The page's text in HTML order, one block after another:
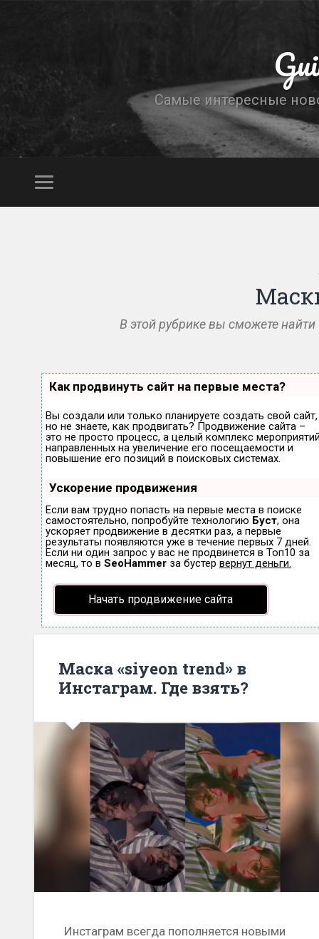
Самые интересные
В этой рубрике вы сможете
Как продвинуть сайт на первые места?
Вы создали или только планируете создать свой сайт,
но не знаете, как продвигать? Продвижение сайта –
это не просто процесс, а целый комплекс
направленных на увеличение его посещаемости и
повышение его позиций в поисковых системах.
Ускорение продвижения
Если вам трудно попасть на первые места в поиске
самостоятельно, попробуйте технологию Буст, она
ускоряет продвижение в десятки раз, а первые
результаты появляются уже в течение первых 7 дней.
Если ни один запрос у вас не продвинется в Топ10 за
месяц, то в SeoHammerза бустер вернут деньги.
Начать продвижение сайта
Маска «siyeon trend» в
Инстаграм. Где взять?
Инстаграм всегда пополняется новыми